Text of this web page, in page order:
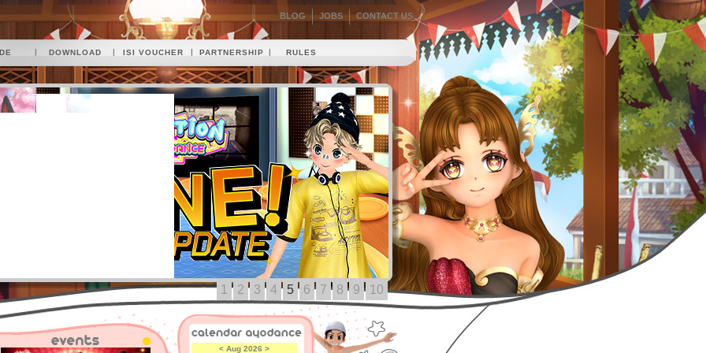
BLOG JOBS CONTACT US
| DOWNLOAD | ISI VOUCHER | PARTNERSHIP | RULES
1 2 3 4 5 6 7 8 9 10
< Aug 2026 >